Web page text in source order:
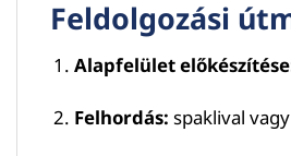
Feldolgozási
Alapfelület
Felhordás: spaklival